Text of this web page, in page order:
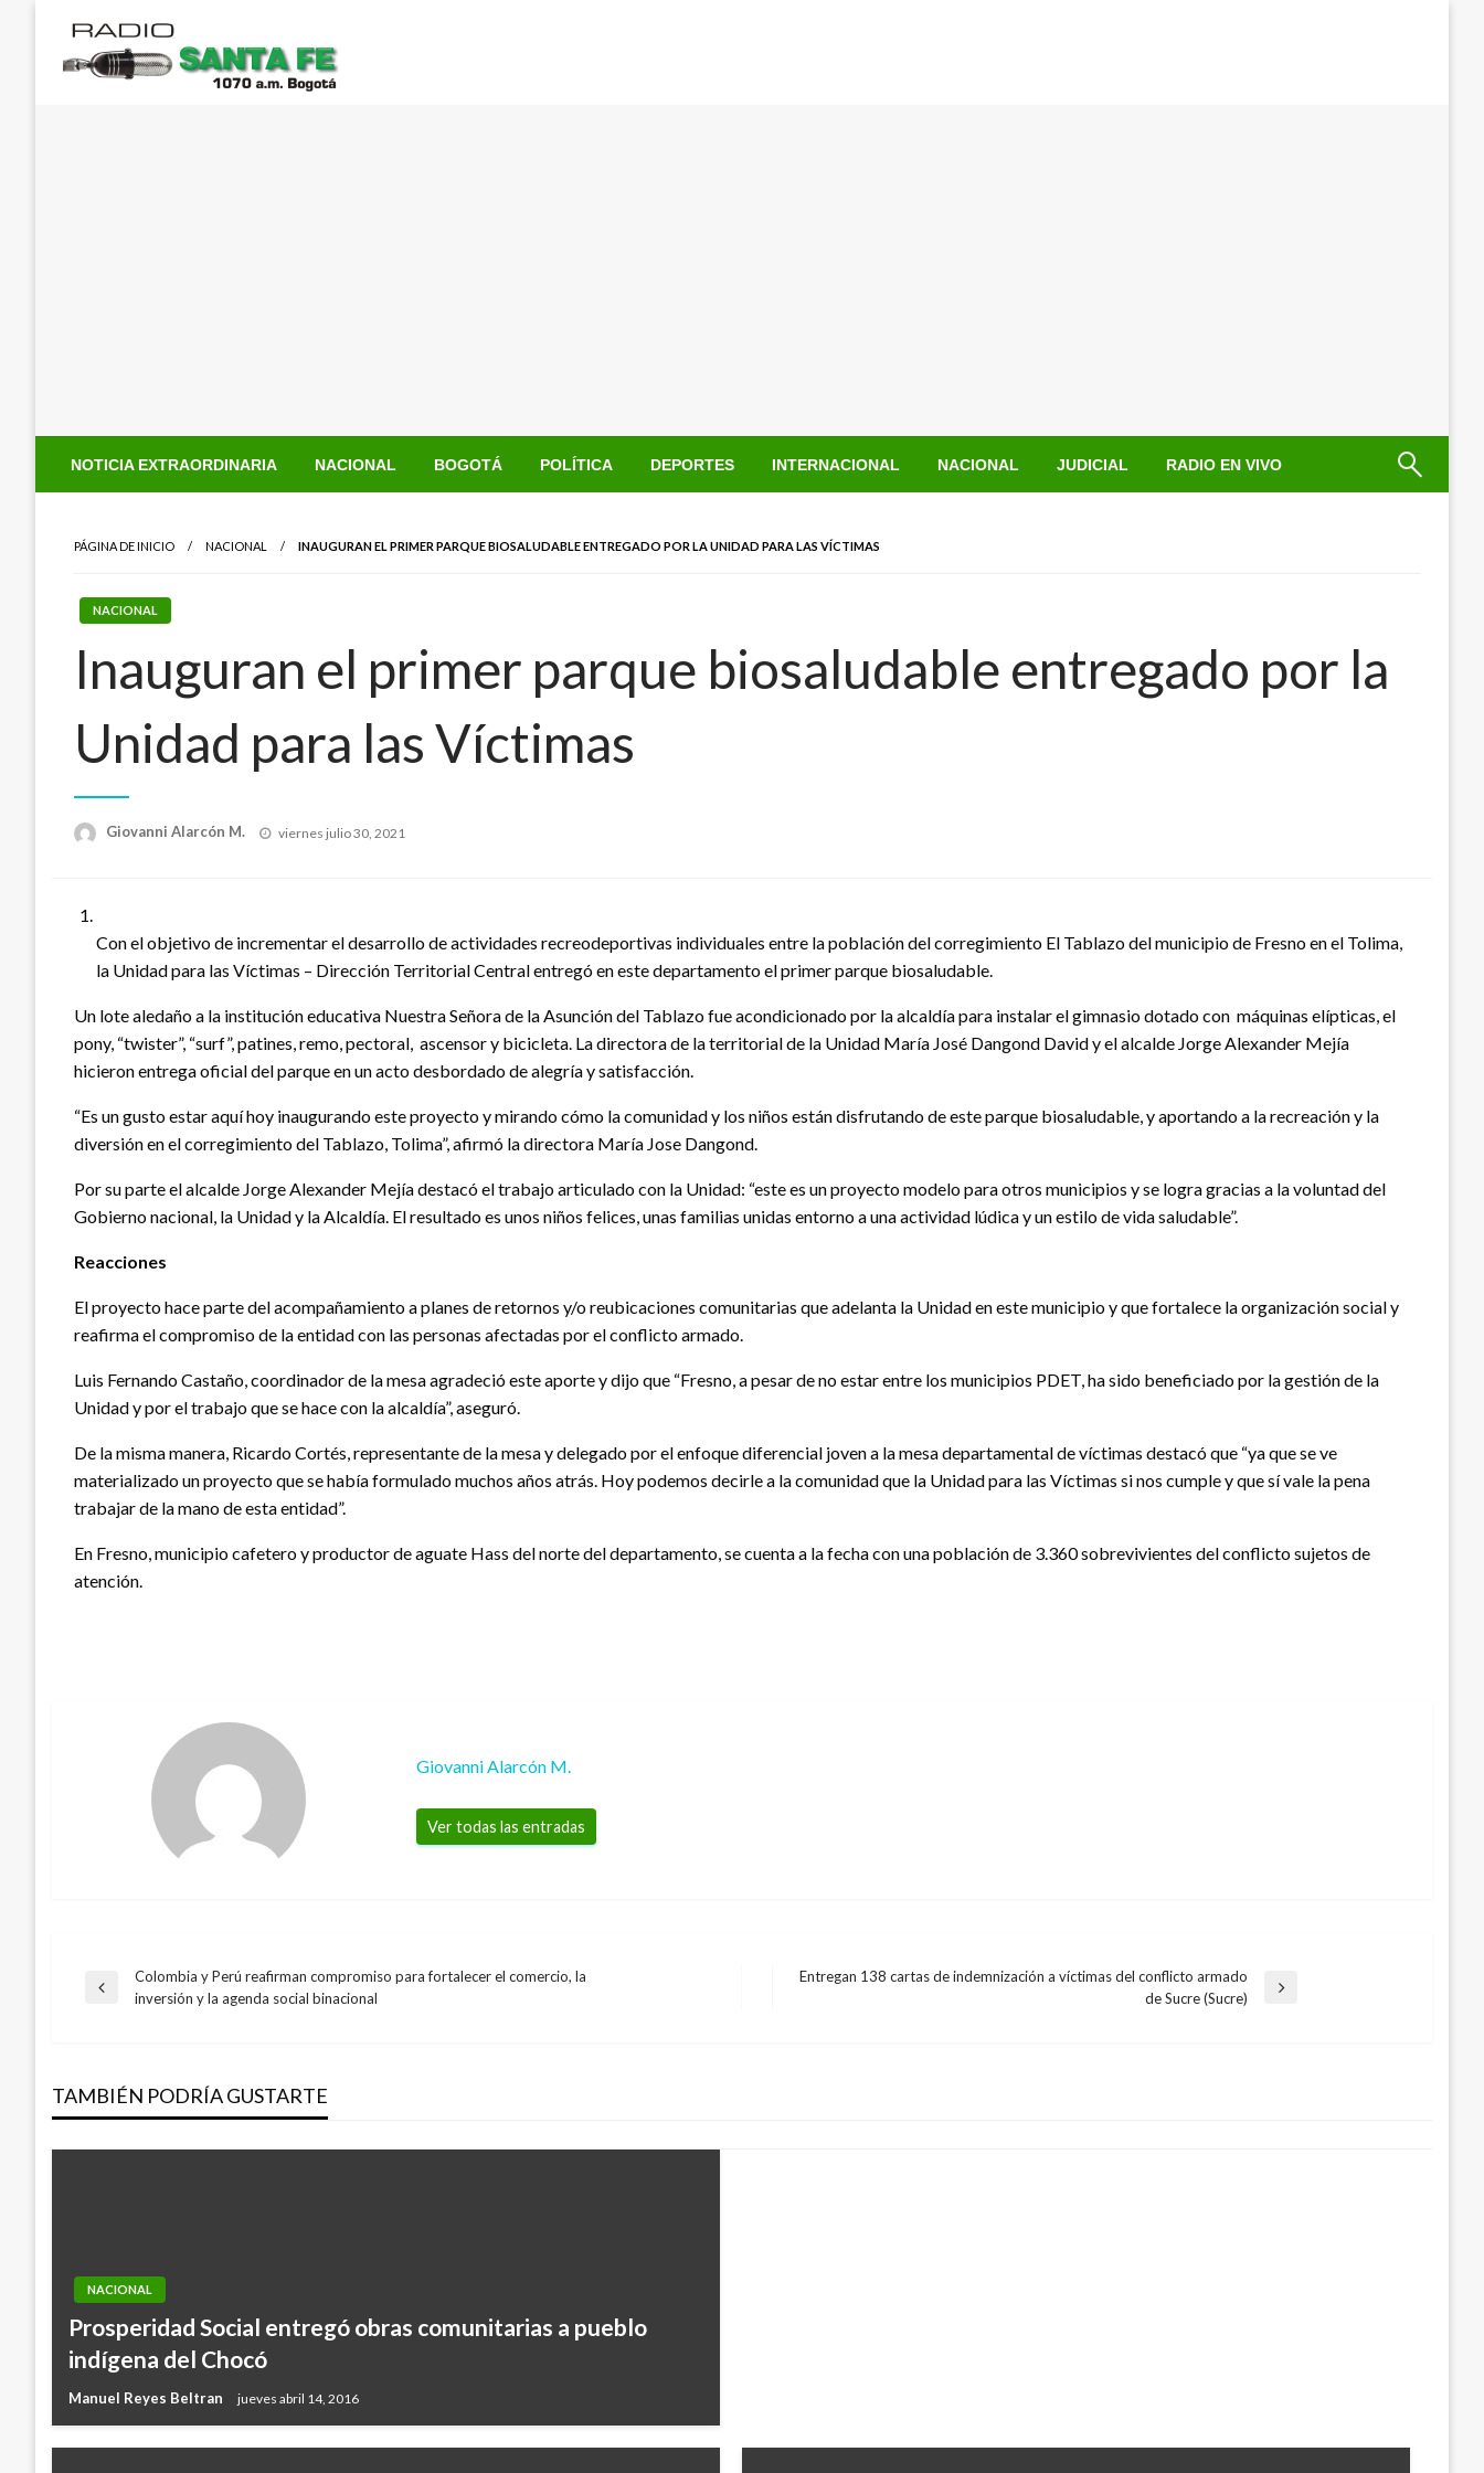
contenido
NOTICIA EXTRAORDINARIA NACIONAL BOGOTÁ POLÍTICA DEPORTES INTERNACIONAL NACIONAL JUDICIAL RADIO EN VIVO
PÁGINA DE INICIO NACIONAL INAUGURAN EL PRIMER PARQUE BIOSALUDABLE ENTREGADO POR LA UNIDAD PARA LAS VÍCTIMAS
NACIONAL
Inauguran el primer parque biosaludable entregado por la
Unidad para las Víctimas
Giovanni Alarcón M.
Publicado
viernes julio 30, 2021
Con el objetivo de incrementar el desarrollo de actividades recreodeportivas individuales entre la población del corregimiento El Tablazo del municipio de Fresno en el Tolima,
la Unidad para las Víctimas – Dirección Territorial Central entregó en este departamento el primer parque biosaludable.
Un lote aledaño a la institución educativa Nuestra Señora de la Asunción del Tablazo fue acondicionado por la alcaldía para instalar el gimnasio dotado con máquinas elípticas, el
pony, “twister”, “surf”, patines, remo, pectoral, ascensor y bicicleta. La directora de la territorial de la Unidad María José Dangond David y el alcalde Jorge Alexander Mejía
hicieron entrega oficial del parque en un acto desbordado de alegría y satisfacción.
“Es un gusto estar aquí hoy inaugurando este proyecto y mirando cómo la comunidad y los niños están disfrutando de este parque biosaludable, y aportando a la recreación y la
diversión en el corregimiento del Tablazo, Tolima”, afirmó la directora María Jose Dangond.
Por su parte el alcalde Jorge Alexander Mejía destacó el trabajo articulado con la Unidad: “este es un proyecto modelo para otros municipios y se logra gracias a la voluntad del
Gobierno nacional, la Unidad y la Alcaldía. El resultado es unos niños felices, unas familias unidas entorno a una actividad lúdica y un estilo de vida saludable”.
Reacciones
El proyecto hace parte del acompañamiento a planes de retornos y/o reubicaciones comunitarias que adelanta la Unidad en este municipio y que fortalece la organización social y
reafirma el compromiso de la entidad con las personas afectadas por el conflicto armado.
Luis Fernando Castaño, coordinador de la mesa agradeció este aporte y dijo que “Fresno, a pesar de no estar entre los municipios PDET, ha sido beneficiado por la gestión de la
Unidad y por el trabajo que se hace con la alcaldía”, aseguró.
De la misma manera, Ricardo Cortés, representante de la mesa y delegado por el enfoque diferencial joven a la mesa departamental de víctimas destacó que “ya que se ve
materializado un proyecto que se había formulado muchos años atrás. Hoy podemos decirle a la comunidad que la Unidad para las Víctimas si nos cumple y que sí vale la pena
trabajar de la mano de esta entidad”.
En Fresno, municipio cafetero y productor de aguate Hass del norte del departamento, se cuenta a la fecha con una población de 3.360 sobrevivientes del conflicto sujetos de
atención.
Giovanni Alarcón M.
Ver todas las entradas
Navegación
entradas
Entrada
Colombia y Perú reafirman compromiso para fortalecer el comercio, la
inversión y la agenda social binacional
Entregan 138 cartas de indemnización a víctimas del conflicto armado
de Sucre (Sucre)
TAMBIÉN PODRÍA GUSTARTE
NACIONAL
Prosperidad Social entregó obras comunitarias a pueblo
indígena del Chocó
Manuel Reyes Beltran jueves abril 14, 2016